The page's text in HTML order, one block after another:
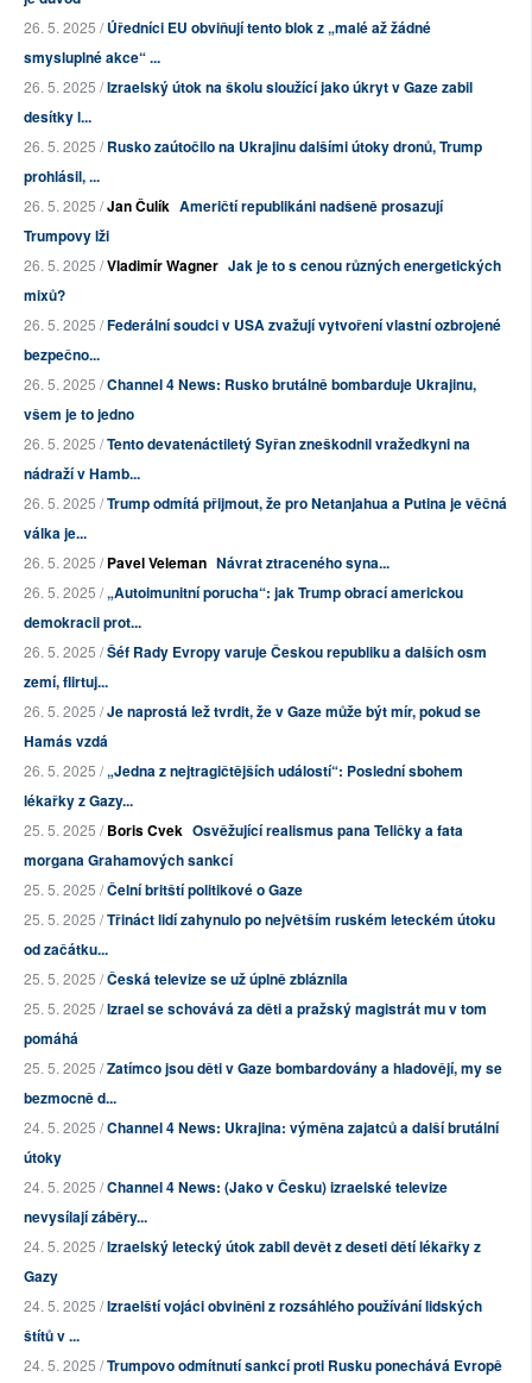
26. 5. 2025 /Úředníci EU obviňují tento blok z „malé až žádné
smysluplné akce“ ...
26. 5. 2025 /Izraelský útok na školu sloužící jako úkryt v Gaze zabil
desítky l...
26. 5. 2025 /Rusko zaútočilo na Ukrajinu dalšími útoky dronů, Trump
prohlásil, ...
26. 5. 2025 /Jan Čulík Američtí republikáni nadšeně prosazují
Trumpovy lži
26. 5. 2025 /Vladimír Wagner Jak je to s cenou různých energetických
mixů?
26. 5. 2025 /Federální soudci v USA zvažují vytvoření vlastní ozbrojené
bezpečno...
26. 5. 2025 /Channel 4 News: Rusko brutálně bombarduje Ukrajinu,
všem je to jedno
26. 5. 2025 /Tento devatenáctiletý Syřan zneškodnil vražedkyni na
nádraží v Hamb...
26. 5. 2025 /Trump odmítá přijmout, že pro Netanjahua a Putina je věčná
válka je...
26. 5. 2025 /Pavel Veleman Návrat ztraceného syna...
26. 5. 2025 /„Autoimunitní porucha“: jak Trump obrací americkou
demokracii prot...
26. 5. 2025 /Šéf Rady Evropy varuje Českou republiku a dalších osm
zemí, flirtuj...
26. 5. 2025 /Je naprostá lež tvrdit, že v Gaze může být mír, pokud se
Hamás vzdá
26. 5. 2025 /„Jedna z nejtragičtějších událostí“: Poslední sbohem
lékařky z Gazy...
25. 5. 2025 /Boris Cvek Osvěžující realismus pana Teličky a fata
morgana Grahamových sankcí
25. 5. 2025 /Čelní britští politikové o Gaze
25. 5. 2025 /Třináct lidí zahynulo po největším ruském leteckém útoku
od začátku...
25. 5. 2025 /Česká televize se už úplně zbláznila
25. 5. 2025 /Izrael se schovává za děti a pražský magistrát mu v tom
pomáhá
25. 5. 2025 /Zatímco jsou děti v Gaze bombardovány a hladovějí, my se
bezmocně d...
24. 5. 2025 /Channel 4 News: Ukrajina: výměna zajatců a další brutální
útoky
24. 5. 2025 /Channel 4 News: (Jako v Česku) izraelské televize
nevysílají záběry...
24. 5. 2025 /Izraelský letecký útok zabil devět z deseti dětí lékařky z
Gazy
24. 5. 2025 /Izraelští vojáci obviněni z rozsáhlého používání lidských
štítů v ...
24. 5. 2025 /Trumpovo odmítnutí sankcí proti Rusku ponechává Evropě